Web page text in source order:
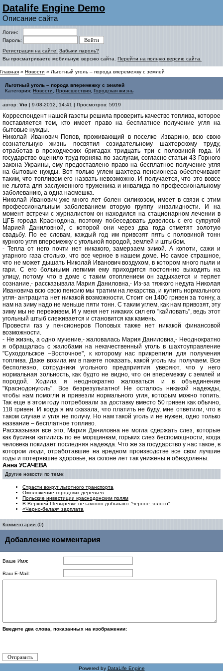
Datalife Engine Demo
Описание сайта
Логин:
Пароль:
Регистрация на сайте! Забыли пароль?
Вы просматриваете мобильную версию сайта. Перейти на полную версию сайта.
Главная » Новости » Льготный уголь – порода вперемежку с землей
Льготный уголь – порода вперемежку с землей
Категория: Новости Происшествия Городская жизнь
автор: Vic | 9-08-2012, 14:41 | Просмотров: 5919
Корреспондент нашей газеты решила проверить качество топлива, которое
поставляется тем, кто имеет право на бесплатное получение угля на
бытовые нужды.
Николай Иванович Попов, проживающий в поселке Изварино, всю свою
сознательную жизнь посвятил созидательному шахтерскому труду,
отработав в проходческих бригадах тридцать три с половиной года. И
государство оценило труд горняка по заслугам, согласно статьи 43 Горного
закона Украины, ему предоставлено право на бесплатное получение угля
на бытовые нужды. Вот только углем шахтера пенсионера обеспечивают
таким, что топливом его назвать невозможно. И получается, что это вовсе
не льгота для заслуженного труженика и инвалида по профессиональному
заболеванию, а одна насмешка.
Николай Иванович уже много лет болен силикозом, имеет в связи с этим
профессиональным заболеванием вторую группу инвалидности. И на
момент встречи с журналистом он находился на стационарном лечении в
ЦГБ города Краснодона, поэтому побеседовать довелось с его супругой
Марией Даниловной, с которой они через два года отметят золотую
свадьбу. По ее словам, каждый год им привозят пять с половиной тонн
курного угля вперемежку с угольной породой, землей и штыбом.
- Тепла от него почти нет никакого, замерзаем зимой. А копоти, сажи и
угарного газа столько, что все черное в нашем доме. Но самое страшное,
что не может дышать Николай Иванович воздухом, в котором много пыли и
гари. С его больными легкими ему приходится постоянно выходить на
улицу, потому что в доме с таким отоплением он задыхается и теряет
сознание,- рассказывала Мария Даниловна,- Из-за тяжкого недуга Николая
Ивановича всю свою пенсию мы тратим на лекарства, и купить нормального
угля- антрацита нет никакой возможности. Стоит он 1400 гривен за тонну, а
нам на зиму надо не меньше пяти тонн. С таким углем, как нам привозят, эту
зиму мы не переживем. И у меня нет никаких сил его "кайловать", ведь этот
угольный штыб слеживается и становится как камень.
Провести газ у пенсионеров Поповых также нет никакой финансовой
возможности.
- Не жизнь, а одно мучение,- жаловалась Мария Даниловна,- Неоднократно
я обращалась с жалобами на некачественный уголь в шахтоуправление
"Суходольское –Восточное", к которому нас прикрепили для получения
топлива. Даже возила им в пакете показать, какой уголь мы получаем. Все
бесполезно, сотрудники угольного предприятия уверяют, что у него
нормальная зольность, как будто не видно, что он вперемежку с землей и
породой. Ходила я неоднократно жаловаться и в объединение
"Краснодонуголь". Все безрезультатно! Не осталось никакой надежды,
чтобы нам помогли и привезли нормального угля, которым можно топить.
Так еще в этом году потребовали за доставку вместо 50 гривен как обычно,
118 гривен. И когда я им сказала, что платить не буду, мне ответили, что в
таком случае и угля не получу. Но нам такой уголь и не нужен, одно только
название – бесплатное топливо.
Рассказывая все это, Мария Даниловна не могла сдержать слез, которые
как бусинки катились по ее морщинкам, горьких слез беспомощности, когда
человека покидает последняя надежда. Что же за государство у нас такое, в
котором люди, отработавшие на вредном производстве все свои лучшие
годы и потерявшие здоровье, на склоне лет так унижены и обездолены.
Анна УСАЧЕВА
Другие новости по теме:
Страсти вокруг льготного транспорта
Омоложение городских деревьев
Польские инвестиции краснодонским полям
В Верхней Шевыревке незаконно добывают “черное золото”
«Черно-белая» зарплата
Комментарии (0)
Добавление комментария
Ваше Имя:
Ваш E-Mail:
Введите два слова, показанных на изображении:
Powered by DataLife Engine